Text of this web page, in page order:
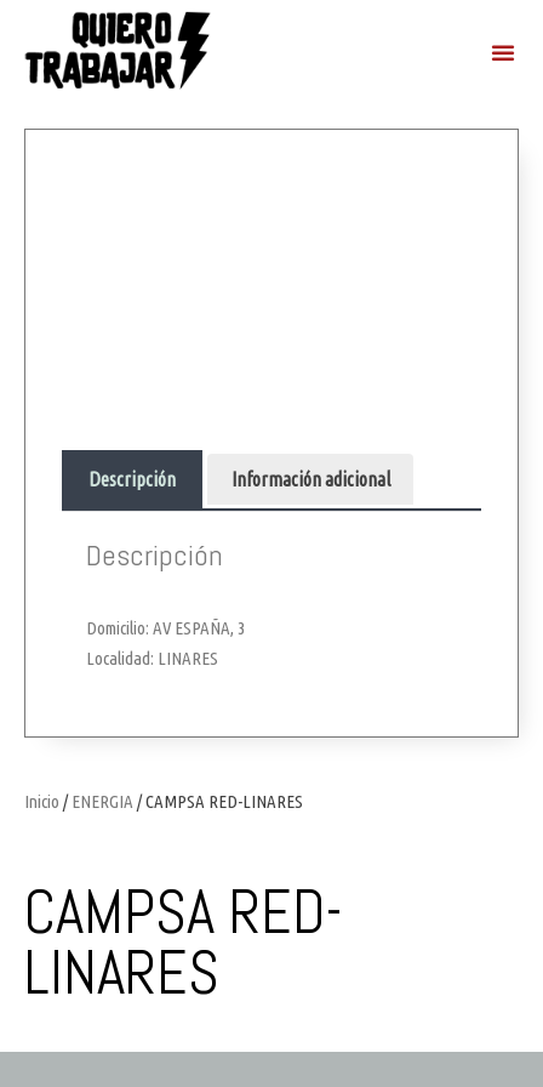
Inicio /ENERGIA / CAMPSA RED-LINARES
CAMPSA RED-
LINARES
Descripción Información adicional
Descripción
Domicilio: AV ESPAÑA, 3
Localidad: LINARES